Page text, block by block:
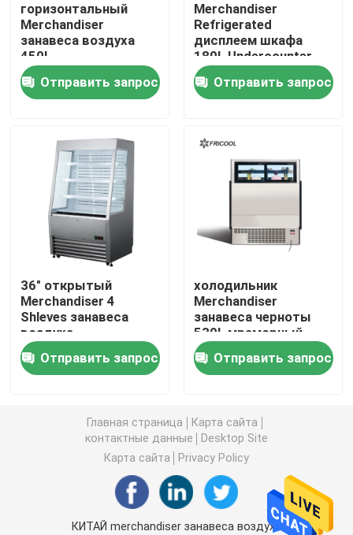
Все случаи
Refrigerated витринный шкаф пекарни
Стеклянные Merchandisers двери
замораживатель дисплея мороженого
под встречным замораживателем холодильника
Refrigerated таблица подготовки
Холодильник занавеса воздуха
охладитель дисплея мяса
Коммерчески создатель льда
горизонтальный
Merchandiser
занавеса воздуха
450L
Отправить запрос
Merchandiser
Refrigerated
дисплеем шкафа
180L Undercounter
воздуха занавеса
ETLОтправить запрос
36" открытый
Merchandiser 4
Shleves занавеса
воздуха
Undercounter
Отправить запрос
холодильник
Merchandiser
занавеса черноты
530L мраморный
вертикальный под
открытым небом
Отправить запрос
Главная страница
Карта сайта
контактные данные
Desktop Site
Карта сайта
Privacy Policy
КИТАЙ merchandiser занавеса воздуха